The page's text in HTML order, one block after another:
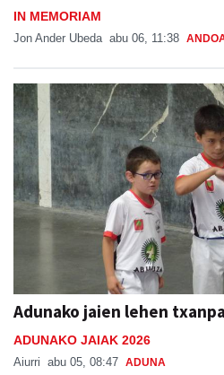
IN MEMORIAM
Jon Ander Ubeda abu 06, 11:38
Adunako jaien lehen
ADUNAKO JAIAK 2026
Aiurri abu 05, 08:47 ADUNA